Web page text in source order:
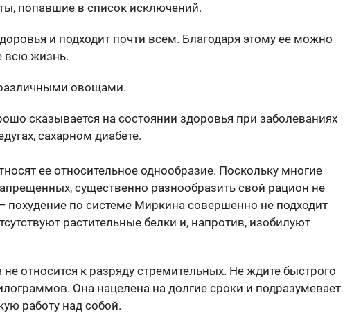
попавшие в список исключений.
и подходит почти всем. Благодаря этому ее можно
всю жизнь.
овощами.
сказывается на состоянии здоровья при заболеваниях
сахарном диабете.
ее относительное однообразие. Поскольку многие
существенно разнообразить свой рацион не
похудение по системе Миркина совершенно не подходит
растительные белки и, напротив, изобилуют
не относится к разряду стремительных. Не ждите быстрого
Она нацелена на долгие сроки и подразумевает
работу над собой.